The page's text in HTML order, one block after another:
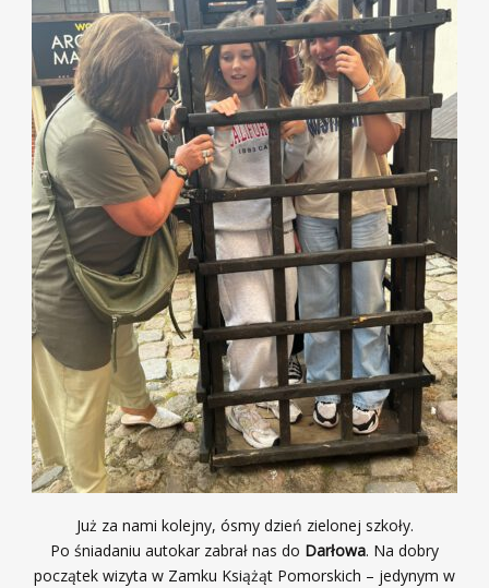
Już za nami kolejny, ósmy dzień zielonej szkoły.
Po śniadaniu autokar zabrał nas do Darłowa. Na dobry
początek wizyta w Zamku Książąt Pomorskich – jedynym w